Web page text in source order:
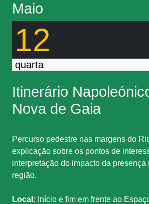
Maio
12
quarta
Itinerário
Nova de Gaia
Percurso pedestre nas margens do
explicação sobre os pontos de
interpretação do impacto da presença
região.
Local: Início e fim em frente ao